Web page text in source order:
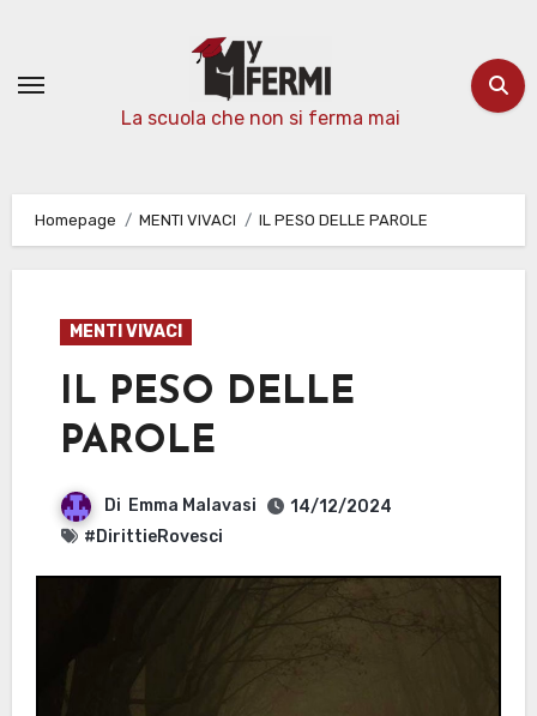
contenuto
La scuola che non si ferma mai
Homepage MENTI VIVACI IL PESO DELLE PAROLE
MENTI VIVACI
IL PESO DELLE
PAROLE
Di Emma Malavasi
14/12/2024
#DirittieRovesci